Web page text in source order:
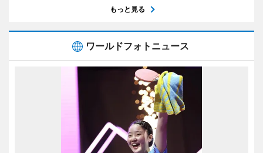
もっと見る
ワールドフォトニュース